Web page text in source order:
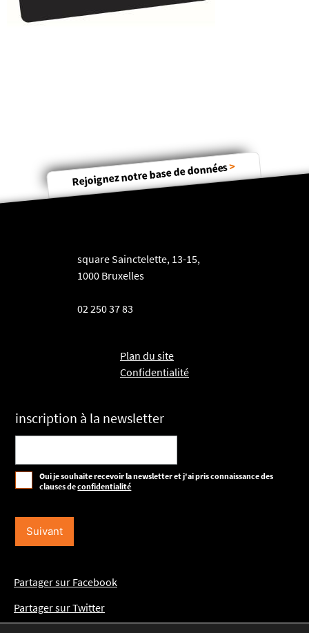
Rejoignez notre base de données>
square Sainctelette, 13-15,
1000 Bruxelles
02 250 37 83
Plan du site
Confidentialité
inscription à la newsletter
Oui je souhaite recevoir la newsletter et j'ai pris connaissance des
clauses deconfidentialité
Partager sur Facebook
Partager sur Twitter